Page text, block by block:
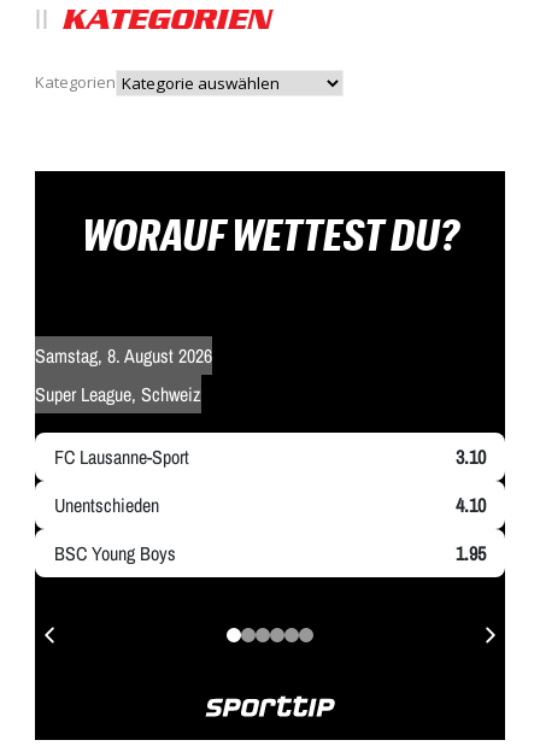
KATEGORIEN
Kategorien